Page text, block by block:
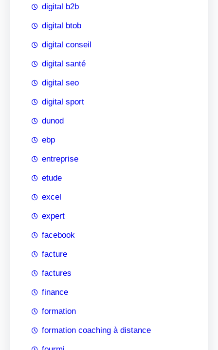
digital b2b
digital btob
digital conseil
digital santé
digital seo
digital sport
dunod
ebp
entreprise
etude
excel
expert
facebook
facture
factures
finance
formation
formation coaching à distance